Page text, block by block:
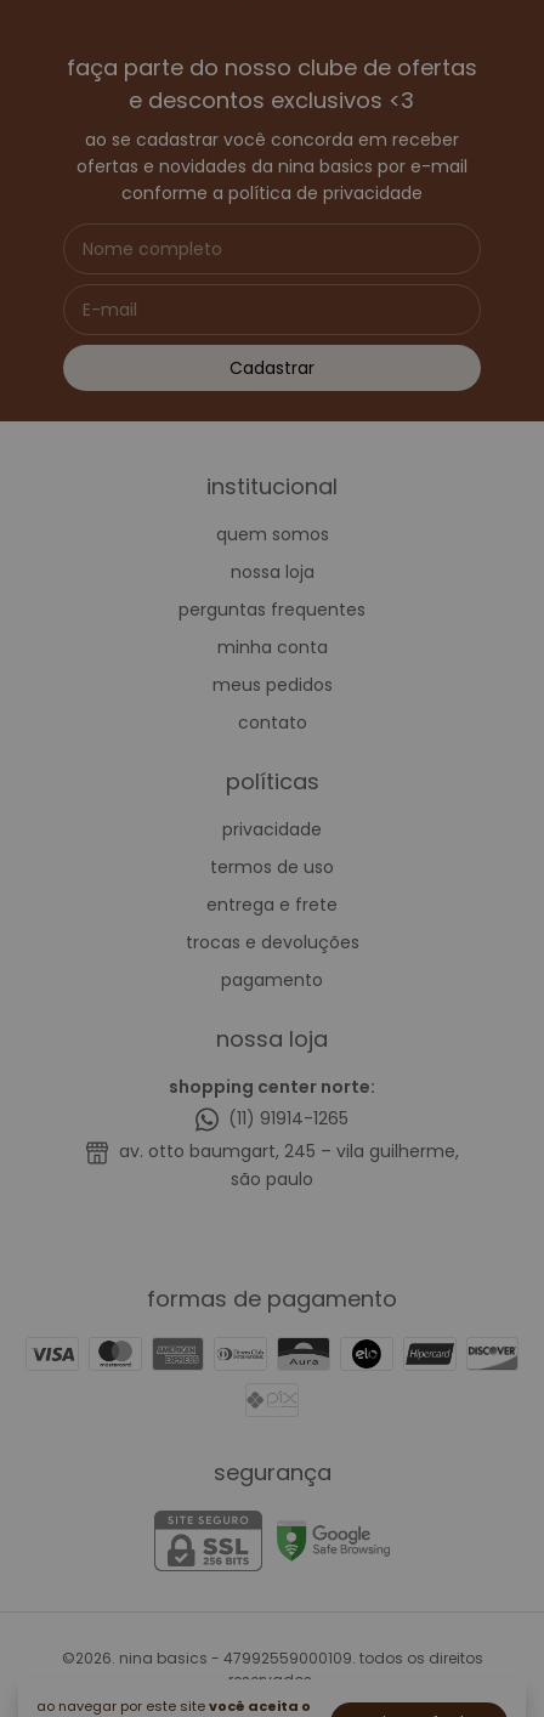
ao navegar por este sitevocê aceita o
faça parte do nosso clube de ofertas
e descontos exclusivos <3
ao se cadastrar você concorda em receber
ofertas e novidades da nina basics por e-mail
conforme a política de privacidade
institucional
quem somos
nossa loja
perguntas frequentes
minha conta
meus pedidos
contato
políticas
privacidade
termos de uso
entrega e frete
trocas e devoluções
pagamento
nossa loja
shopping center norte:
(11) 91914-1265
av. otto baumgart, 245 – vila guilherme,
são paulo
formas de pagamento
segurança
©2026. nina basics - 47992559000109. todos os direitos
reservados.